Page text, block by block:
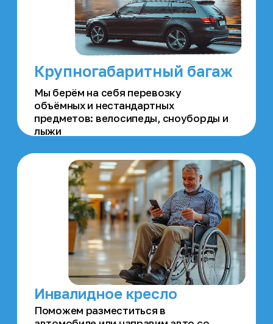
заказа
Трансляция
салона
Сверка кодов перед
поездкой позволит
Пассажиру убедиться, что он
садится в нужный
В любой момент можно
проверить, что
происходит внутри авто